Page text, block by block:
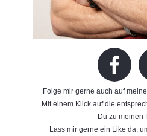
Folge mir gerne auch auf
Mit einem Klick auf die
Du zu meinen
Lass mir gerne ein Like da,